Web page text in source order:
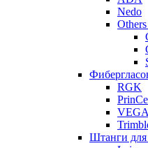
Nedo
Others
RGK
PrinCe
VEGA
Штанги для